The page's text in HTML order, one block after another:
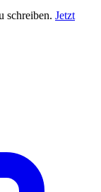
schreiben. Jetzt